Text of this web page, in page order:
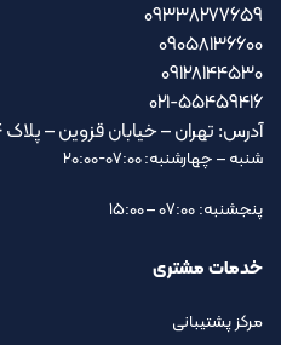
09338277659
09058136600
09128144530
021-55459416
آدرس: تهران – خیابان قزوین – پلاک ۷۷۴
شنبه – چهارشنبه: 07:00-20:00
پنجشنبه: 07:00 – 15:00
خدمات مشتری
مرکز پشتیبانی